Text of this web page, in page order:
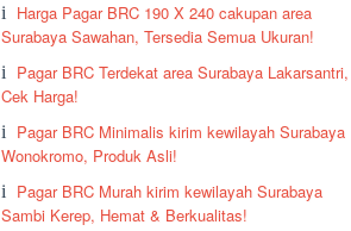
Harga Pagar BRC 190 X 240 cakupan area
Surabaya Sawahan, Tersedia Semua Ukuran!
Pagar BRC Terdekat area Surabaya Lakarsantri,
Cek Harga!
Pagar BRC Minimalis kirim kewilayah Surabaya
Wonokromo, Produk Asli!
Pagar BRC Murah kirim kewilayah Surabaya
Sambi Kerep, Hemat & Berkualitas!